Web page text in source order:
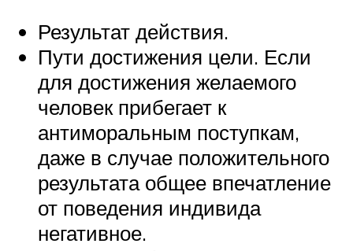
Результат действия.
Пути достижения цели. Если
для достижения желаемого
человек прибегает к
антиморальным поступкам,
даже в случае положительного
результата общее впечатление
от поведения индивида
негативное.